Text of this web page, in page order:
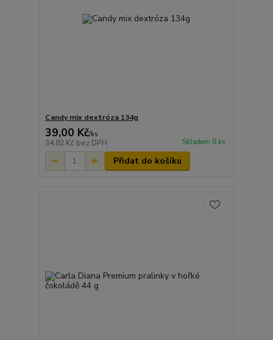
Candy mix dextróza 134g
39,00 Kč/ks
34,82 Kč bez DPH Skladem 8 ks
Přidat do košíku